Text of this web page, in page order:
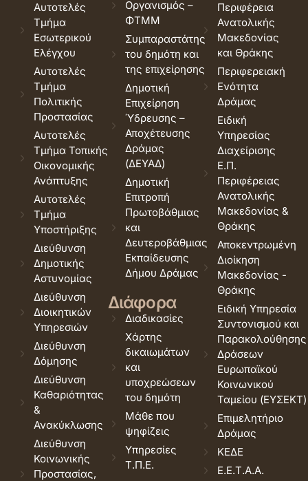
Αυτοτελές
Τμήμα
Εσωτερικού
Ελέγχου
Αυτοτελές
Τμήμα
Πολιτικής
Προστασίας
Αυτοτελές
Τμήμα Τοπικής
Οικονομικής
Ανάπτυξης
Αυτοτελές
Τμήμα
Υποστήριξης
Διεύθυνση
Δημοτικής
Αστυνομίας
Διεύθυνση
Διοικητικών
Υπηρεσιών
Διεύθυνση
Δόμησης
Διεύθυνση
Καθαριότητας
&
Ανακύκλωσης
Διεύθυνση
Κοινωνικής
Προστασίας,
Οργανισμός –
ΦΤΜΜ
Συμπαραστάτης
του δημότη και
της επιχείρησης
Δημοτική
Επιχείρηση
Ύδρευσης –
Αποχέτευσης
Δράμας
(ΔΕΥΑΔ)
Δημοτική
Επιτροπή
Πρωτοβάθμιας
και
Δευτεροβάθμιας
Εκπαίδευσης
Δήμου Δράμας
Διάφορα
Διαδικασίες
Χάρτης
δικαιωμάτων
και
υποχρεώσεων
του δημότη
Μάθε που
ψηφίζεις
Υπηρεσίες
Τ.Π.Ε.
Περιφέρεια
Ανατολικής
Μακεδονίας
και Θράκης
Περιφερειακή
Ενότητα
Δράμας
Ειδική
Υπηρεσίας
Διαχείρισης
Ε.Π.
Περιφέρειας
Ανατολικής
Μακεδονίας &
Θράκης
Αποκεντρωμένη
Διοίκηση
Μακεδονίας -
Θράκης
Ειδική Υπηρεσία
Συντονισμού και
Παρακολούθησης
Δράσεων
Ευρωπαϊκού
Κοινωνικού
Ταμείου (ΕΥΣΕΚΤ)
Επιμελητήριο
Δράμας
ΚΕΔΕ
Ε.Ε.Τ.Α.Α.